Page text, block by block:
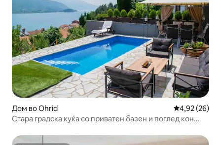
Дом во Ohrid Просечна
4,92 (26)
Стара градска куќа со приватен базен и поглед кон